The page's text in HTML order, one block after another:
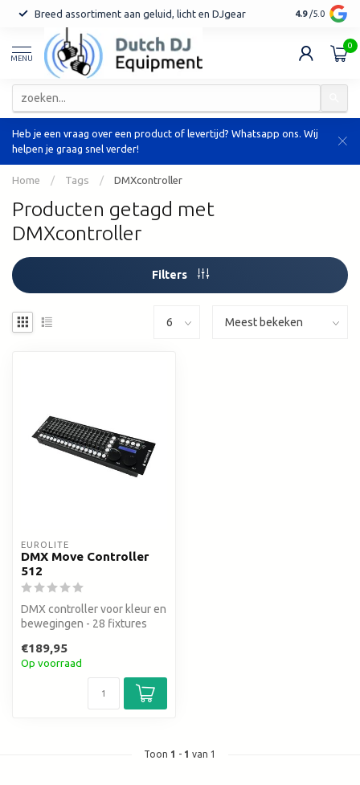
Breed assortiment aan geluid, licht en DJgear Tot 7 jaar
4.9 /5.0
MENU
0
Heb je een vraag over een product of levertijd? Whatsapp ons. Wij
helpen je graag snel verder!
Home / Tags / DMXcontroller
Producten getagd met
DMXcontroller
Filters
EUROLITE
DMX Move Controller
512
DMX controller voor kleur en
bewegingen - 28 fixtures
€189,95
Op voorraad
Toon 1 - 1 van 1